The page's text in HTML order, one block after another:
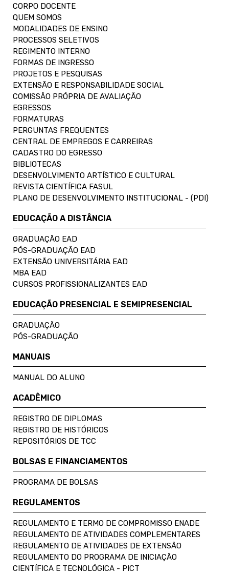
CORPO DOCENTE
QUEM SOMOS
MODALIDADES DE ENSINO
PROCESSOS SELETIVOS
REGIMENTO INTERNO
FORMAS DE INGRESSO
PROJETOS E PESQUISAS
EXTENSÃO E RESPONSABILIDADE SOCIAL
COMISSÃO PRÓPRIA DE AVALIAÇÃO
EGRESSOS
FORMATURAS
PERGUNTAS FREQUENTES
CENTRAL DE EMPREGOS E CARREIRAS
CADASTRO DO EGRESSO
BIBLIOTECAS
DESENVOLVIMENTO ARTÍSTICO E CULTURAL
REVISTA CIENTÍFICA FASUL
PLANO DE DESENVOLVIMENTO INSTITUCIONAL - (PDI)
EDUCAÇÃO A DISTÂNCIA
GRADUAÇÃO EAD
PÓS-GRADUAÇÃO EAD
EXTENSÃO UNIVERSITÁRIA EAD
MBA EAD
CURSOS PROFISSIONALIZANTES EAD
EDUCAÇÃO PRESENCIAL E SEMIPRESENCIAL
GRADUAÇÃO
PÓS-GRADUAÇÃO
MANUAIS
MANUAL DO ALUNO
ACADÊMICO
REGISTRO DE DIPLOMAS
REGISTRO DE HISTÓRICOS
REPOSITÓRIOS DE TCC
BOLSAS E FINANCIAMENTOS
PROGRAMA DE BOLSAS
REGULAMENTOS
REGULAMENTO E TERMO DE COMPROMISSO ENADE
REGULAMENTO DE ATIVIDADES COMPLEMENTARES
REGULAMENTO DE ATIVIDADES DE EXTENSÃO
REGULAMENTO DO PROGRAMA DE INICIAÇÃO
CIENTÍFICA E TECNOLÓGICA - PICT